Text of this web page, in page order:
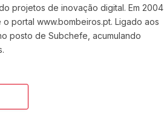
projetos de inovação digital. Em 2004
portal www.bombeiros.pt. Ligado aos
posto de Subchefe, acumulando